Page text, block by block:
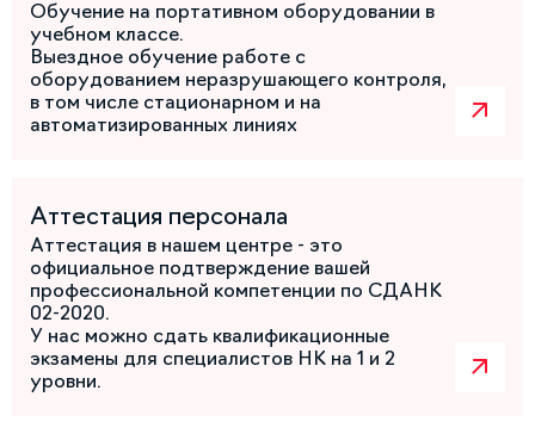
Обучение на портативном оборудовании в
учебном классе.
Выездное обучение работе с
оборудованием неразрушающего контроля,
в том числе стационарном и на
автоматизированных линиях
Аттестация персонала
Аттестация в нашем центре - это
официальное подтверждение вашей
профессиональной компетенции по СДАНК
02-2020.
У нас можно сдать квалификационные
экзамены для специалистов НК на 1 и 2
уровни.